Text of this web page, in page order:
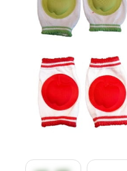
رابط و پد سینه